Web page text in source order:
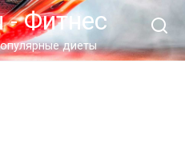
- Фитнес
диеты